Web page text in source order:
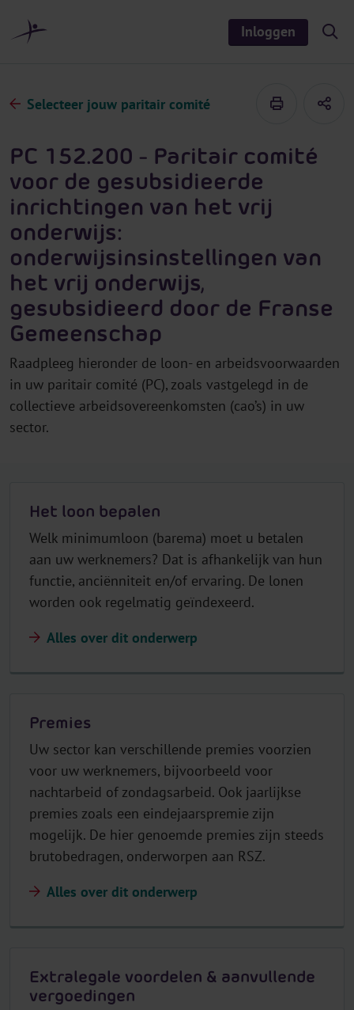
Inloggen
S
i
Selecteer jouw paritair comité
PC 152.200 - Paritair comité
voor de gesubsidieerde
inrichtingen van het vrij
onderwijs:
onderwijsinsinstellingen van
het vrij onderwijs,
gesubsidieerd door de Franse
Gemeenschap
Raadpleeg hieronder de loon- en arbeidsvoorwaarden
in uw paritair comité (PC), zoals vastgelegd in de
collectieve arbeidsovereenkomsten (cao’s) in uw
sector.
Het loon bepalen
Welk minimumloon (barema) moet u betalen
aan uw werknemers? Dat is afhankelijk van hun
functie, anciënniteit en/of ervaring. De lonen
worden ook regelmatig geïndexeerd.
Alles over dit onderwerp
Premies
Uw sector kan verschillende premies voorzien
voor uw werknemers, bijvoorbeeld voor
nachtarbeid of zondagsarbeid. Ook jaarlijkse
premies zoals een eindejaarspremie zijn
mogelijk. De hier genoemde premies zijn steeds
brutobedragen, onderworpen aan RSZ.
Alles over dit onderwerp
Extralegale voordelen & aanvullende
vergoedingen